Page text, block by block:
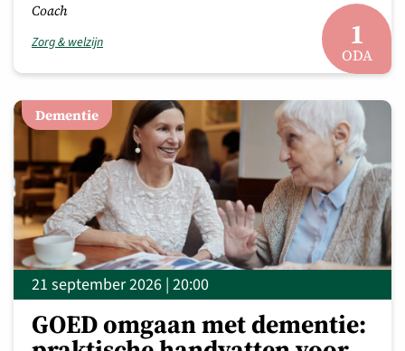
Coach
Zorg & welzijn 1
ODA
Dementie
21 september 2026 | 20:00
GOED omgaan met dementie: